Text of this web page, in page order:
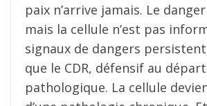
paix n’arrive jamais. Le
mais la cellule n’est pas
signaux de dangers
que le CDR, défensif au
pathologique. La cellule